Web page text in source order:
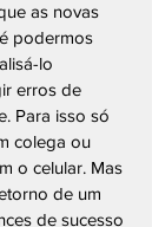
as novas
podermos
lo
erros de
Para isso só
colega ou
o celular. Mas
de um
de sucesso